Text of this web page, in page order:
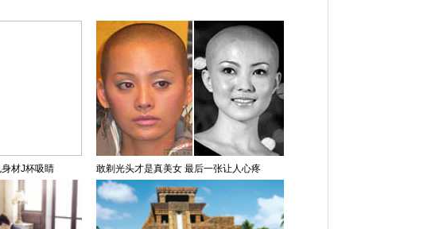
材J杯吸睛 敢剃光头才是真美女 最后一张让人心疼